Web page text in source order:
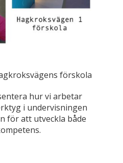
förskola
hur vi arbetar
i undervisningen
för att utveckla både